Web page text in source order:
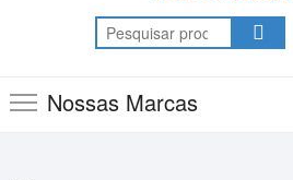
Pesquisar
por:
Nossas Marcas